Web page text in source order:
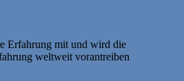
Erfahrung mit und wird die
weltweit vorantreiben